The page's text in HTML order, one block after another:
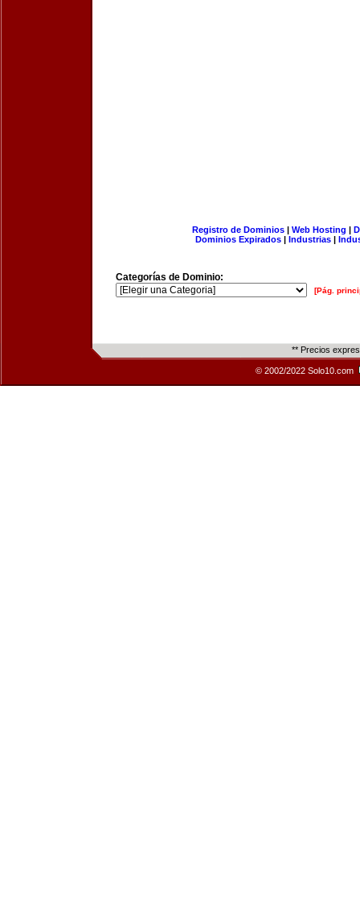
Registro de Dominios| Web Hosting |
Dominios Expirados | Industrias |
Categorías de Dominio:
[Pág.
** Precios
© 2002/2022 Solo10.com